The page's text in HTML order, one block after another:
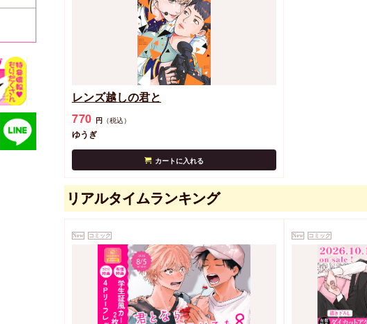
レンズ越しの君と
770 円 （税込）
ゆうぎ
カートに入れる
リアルタイムランキング
New コミック New コミック